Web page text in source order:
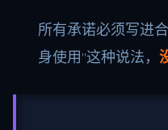
所有承诺必须写进
身使用”这种说法，